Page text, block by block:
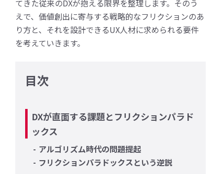
てきた従来のDXが抱える限界を整理します。そのう
えで、価値創出に寄与する戦略的なフリクションのあ
り方と、それを設計できるUX人材に求められる要件
を考えていきます。
目次
DXが直面する課題とフリクションパラド
ックス
アルゴリズム時代の問題提起
フリクションパラドックスという逆説